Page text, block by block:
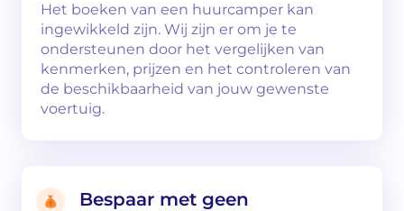
Het boeken van een huurcamper kan
ingewikkeld zijn. Wij zijn er om je te
ondersteunen door het vergelijken van
kenmerken, prijzen en het controleren van
de beschikbaarheid van jouw gewenste
voertuig.
Bespaar met geen